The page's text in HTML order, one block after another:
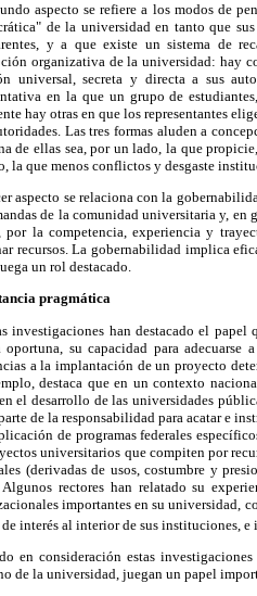
aspecto se refiere a los modos de
de la universidad en tanto que
y a que existe un sistema de
organizativa de la universidad: hay
universal, secreta y directa a sus
en la que un grupo de
hay otras en que los representantes
Las tres formas aluden a
de ellas sea, por un lado, la que
la que menos conflictos y desgaste
aspecto se relaciona con la
de la comunidad universitaria y, en
por la competencia, experiencia y
recursos. La gobernabilidad implica
un rol destacado.
pragmática
investigaciones han destacado el
oportuna, su capacidad para
a la implantación de un proyecto
destaca que en un contexto
el desarrollo de las universidades
de la responsabilidad para acatar e
de programas federales
universitarios que compiten por
(derivadas de usos, costumbre y
rectores han relatado su
importantes en su universidad,
interés al interior de sus instituciones,
en consideración estas
de la universidad, juegan un papel